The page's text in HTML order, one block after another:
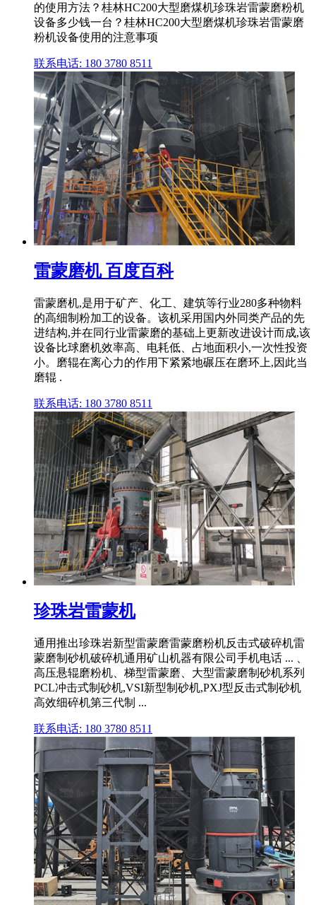
的使用方法？桂林HC200大型磨煤机珍珠岩雷蒙磨粉机
设备多少钱一台？桂林HC200大型磨煤机珍珠岩雷蒙磨
粉机设备使用的注意事项
联系电话: 180 3780 8511
雷蒙磨机 百度百科
雷蒙磨机,是用于矿产、化工、建筑等行业280多种物料
的高细制粉加工的设备。该机采用国内外同类产品的先
进结构,并在同行业雷蒙磨的基础上更新改进设计而成,该
设备比球磨机效率高、电耗低、占地面积小,一次性投资
小。磨辊在离心力的作用下紧紧地碾压在磨环上,因此当
磨辊 .
联系电话: 180 3780 8511
珍珠岩雷蒙机
通用推出珍珠岩新型雷蒙磨雷蒙磨粉机反击式破碎机雷
蒙磨制砂机破碎机通用矿山机器有限公司手机电话 ... 、
高压悬辊磨粉机、梯型雷蒙磨、大型雷蒙磨制砂机系列
PCL冲击式制砂机,VSI新型制砂机,PXJ型反击式制砂机
高效细碎机第三代制 ...
联系电话: 180 3780 8511